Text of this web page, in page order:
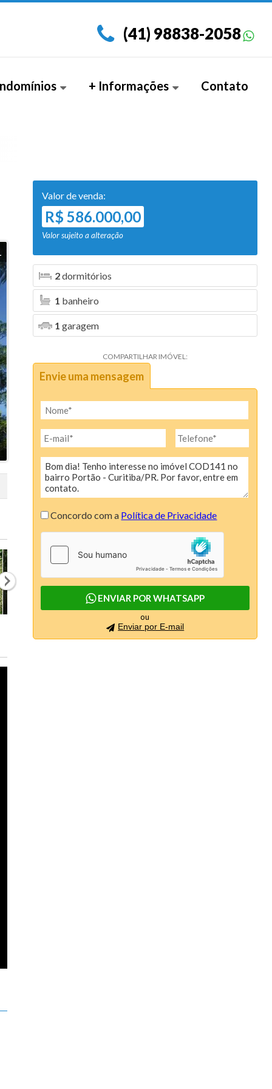
(41) 98838-2058
+ Informações Contato
Valor de venda:
R$ 586.000,00
Valor sujeito a alteração
2dormitórios
1 banheiro
1 garagem
COMPARTILHAR IMÓVEL:
Envie uma mensagem
Concordo com a Política de Privacidade
ENVIAR POR WHATSAPP
ou
Enviar por E-mail